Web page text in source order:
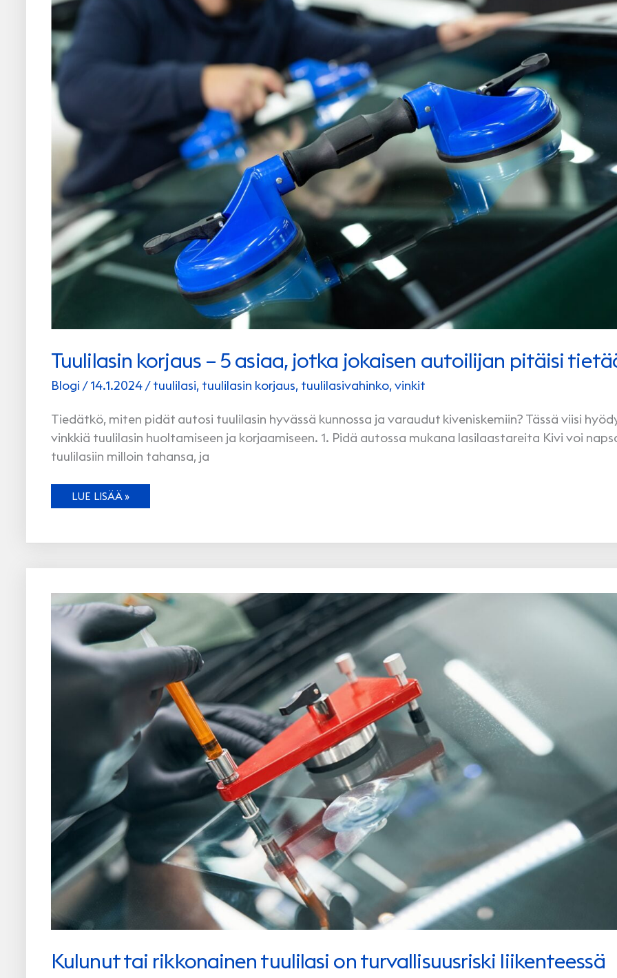
Tuulilasin korjaus – 5 asiaa, jotka jokaisen autoilijan pitäisi
Blogi /14.1.2024/tuulilasi, tuulilasin korjaus, tuulilasivahinko,vinkit
Tiedätkö, miten pidät autosi tuulilasin hyvässä kunnossa ja varaudut kiveniskemiin? Tässä viisi
vinkkiä tuulilasin huoltamiseen ja korjaamiseen. 1. Pidä autossa mukana lasilaastareita Kivi voi
tuulilasiin milloin tahansa, ja
TUULILASIN
KORJAUS
JOTKA
AUTOILIJAN
LUE LISÄÄ »
Kulunut tai rikkonainen tuulilasi on turvallisuusriski liikenteessä